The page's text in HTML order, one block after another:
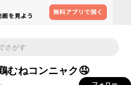
むねコンニャク🤤